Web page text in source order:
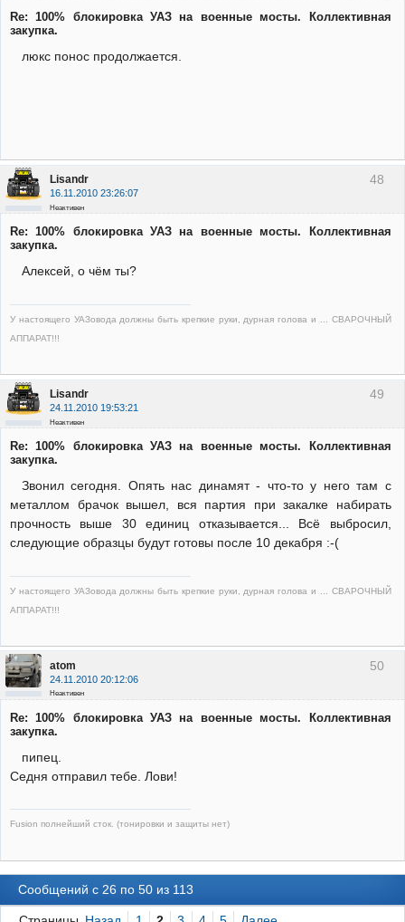
Re: 100% блокировка УАЗ на военные мосты. Коллективная
закупка.
люкс понос продолжается.
48
Lisandr
16.11.2010 23:26:07
Неактивен
Re: 100% блокировка УАЗ на военные мосты. Коллективная
закупка.
Алексей, о чём ты?
У настоящего УАЗовода должны быть крепкие руки, дурная голова и ... СВАРОЧНЫЙ
АППАРАТ!!!
49
Lisandr
24.11.2010 19:53:21
Неактивен
Re: 100% блокировка УАЗ на военные мосты. Коллективная
закупка.
Звонил сегодня. Опять нас динамят - что-то у него там с
металлом брачок вышел, вся партия при закалке набирать
прочность выше 30 единиц отказывается... Всё выбросил,
следующие образцы будут готовы после 10 декабря :-(
У настоящего УАЗовода должны быть крепкие руки, дурная голова и ... СВАРОЧНЫЙ
АППАРАТ!!!
50
atom
24.11.2010 20:12:06
Неактивен
Re: 100% блокировка УАЗ на военные мосты. Коллективная
закупка.
пипец.
Седня отправил тебе. Лови!
Fusion полнейший сток. (тонировки и защиты нет)
Сообщений с 26 по 50 из 113